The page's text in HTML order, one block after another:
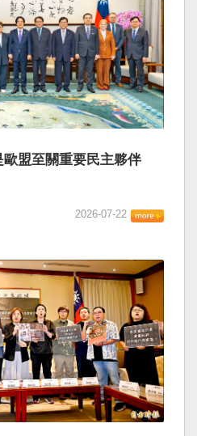
盟至關重要民主夥伴
2026-07-22